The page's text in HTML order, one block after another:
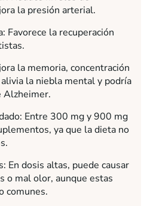
la presión arterial.
Favorece la recuperación
la memoria, concentración
la niebla mental y podría
Alzheimer.
Entre 300 mg y 900 mg
ya que la dieta no
En dosis altas, puede causar
o mal olor, aunque estas
comunes.